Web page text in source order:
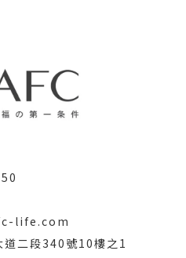
life.com
道二段340號10樓之1